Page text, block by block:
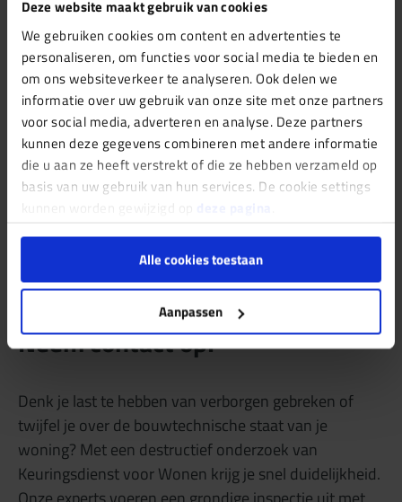
Deze website maakt gebruik van cookies
We gebruiken cookies om content en advertenties te
personaliseren, om functies voor social media te bieden en
om ons websiteverkeer te analyseren. Ook delen we
informatie over uw gebruik van onze site met onze partners
voor social media, adverteren en analyse. Deze partners
kunnen deze gegevens combineren met andere informatie
die u aan ze heeft verstrekt of die ze hebben verzameld op
basis van uw gebruik van hun services. De cookie settings
kunnen worden gewijzigd op
deze pagina
Alle cookies toestaan
Aanpassen
van een woning, waaronder eenbouwkundige
keuring,omgevingsvergunning, eenNEN 2580
meting, het aanvragen van eenenergielabelen een
taxatievoor je huis. Hulp nodig voor een bouwkundig
onderzoek of eenMJOP? Ook dan staan de experts
van Keuringsdienst voor Wonen voor je klaar. Neem
contact met ons op; wij komen graag tot de beste
oplossing voor jouw woning.
Destructief onderzoek nodig?
Neem contact op!
Denk je last te hebben van verborgen gebreken of
twijfel je over de bouwtechnische staat van je
woning? Met een destructief onderzoek van
Keuringsdienst voor Wonen krijg je snel duidelijkheid.